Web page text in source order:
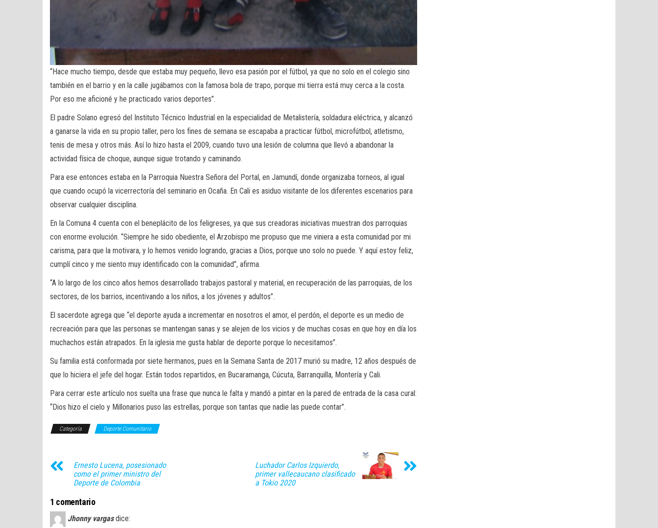
“Hace mucho tiempo, desde que estaba muy pequeño, llevo esa pasión por el fútbol, ya que no solo en el colegio sino
también en el barrio y en la calle jugábamos con la famosa bola de trapo, porque mi tierra está muy cerca a la costa.
Por eso me aficioné y he practicado varios deportes”.
El padre Solano egresó del Instituto Técnico Industrial en la especialidad de Metalistería, soldadura eléctrica, y alcanzó
a ganarse la vida en su propio taller, pero los fines de semana se escapaba a practicar fútbol, microfútbol, atletismo,
tenis de mesa y otros más. Así lo hizo hasta el 2009, cuando tuvo una lesión de columna que llevó a abandonar la
actividad física de choque, aunque sigue trotando y caminando.
Para ese entonces estaba en la Parroquia Nuestra Señora del Portal, en Jamundí, donde organizaba torneos, al igual
que cuando ocupó la vicerrectoría del seminario en Ocaña. En Cali es asiduo visitante de los diferentes escenarios para
observar cualquier disciplina.
En la Comuna 4 cuenta con el beneplácito de los feligreses, ya que sus creadoras iniciativas muestran dos parroquias
con enorme evolución. “Siempre he sido obediente, el Arzobispo me propuso que me viniera a esta comunidad por mi
carisma, para que la motivara, y lo hemos venido logrando, gracias a Dios, porque uno solo no puede. Y aquí estoy feliz,
cumplí cinco y me siento muy identificado con la comunidad”, afirma.
“A lo largo de los cinco años hemos desarrollado trabajos pastoral y material, en recuperación de las parroquias, de los
sectores, de los barrios, incentivando a los niños, a los jóvenes y adultos”.
El sacerdote agrega que “el deporte ayuda a incrementar en nosotros el amor, el perdón, el deporte es un medio de
recreación para que las personas se mantengan sanas y se alejen de los vicios y de muchas cosas en que hoy en día los
muchachos están atrapados. En la iglesia me gusta hablar de deporte porque lo necesitamos”.
Su familia está conformada por siete hermanos, pues en la Semana Santa de 2017 murió su madre, 12 años después de
que lo hiciera el jefe del hogar. Están todos repartidos, en Bucaramanga, Cúcuta, Barranquilla, Montería y Cali.
Para cerrar este artículo nos suelta una frase que nunca le falta y mandó a pintar en la pared de entrada de la casa cural:
“Dios hizo el cielo y Millonarios puso las estrellas, porque son tantas que nadie las puede contar”.
Categoría Deporte Comunitario
Ernesto Lucena, posesionado
como el primer ministro del
Deporte de Colombia
Luchador Carlos Izquierdo,
primer vallecaucano clasificado
a Tokio 2020
1 comentario
Jhonny vargas dice: